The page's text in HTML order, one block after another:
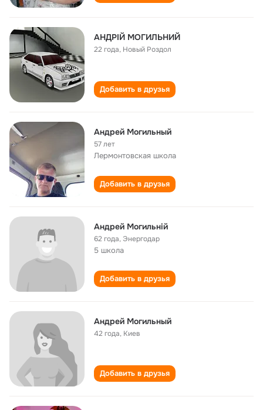
АНДРІЙ МОГИЛЬНИЙ
22 года, Новый Роздол
Добавить в друзья
Андрей Могильный
57 лет
Лермонтовская школа
Добавить в друзья
Андрей Могильній
62 года, Энергодар
5 школа
Добавить в друзья
Андрей Могильный
42 года, Киев
Добавить в друзья